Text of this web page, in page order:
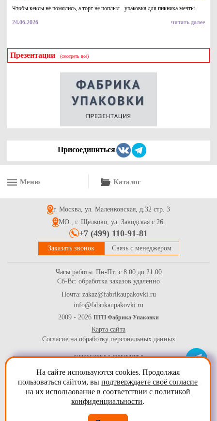
Чтобы кексы не помялись, а торт не поплыл - упаковка для пикника мечты
24.06.2026 читать далее
Презентации (смотреть всё)
Присоединиться
Меню Каталог
г. Москва, ул. Маленковская, д.32 стр. 3
МО., г. Щелково, ул. Заводская с 26.
+7 (499) 110-91-81
Заказать звонок Связь с менеджером
Часы работы: Пн-Пт: с 8:00 до 21:00
Сб-Вс: обработка заказов удаленно
Почта: zakaz@fabrikaupakovki.ru
info@fabrikaupakovki.ru
2009 - 2026 ПТП Фабрика Упаковки
Карта сайта
Согласие на обработку персональных данных
СПОСОБЫ ОПЛАТЫ
На сайте используются cookies. Продолжая
пользоваться сайтом, выподтверждаете своё согласие
на их использование в соответствии с политикой
конфиденциальности.